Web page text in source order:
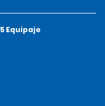
5 Equipaje